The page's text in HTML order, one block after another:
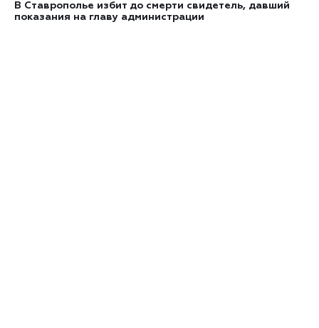
В Ставрополье избит до смерти свидетель, давший
показания на главу администрации